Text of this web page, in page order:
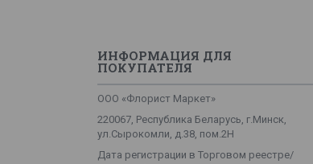
ИНФОРМАЦИЯ ДЛЯ
ПОКУПАТЕЛЯ
ООО «Флорист Маркет»
220067, Республика Беларусь, г.Минск,
ул.Сырокомли, д.38, пом.2Н
Дата регистрации в Торговом реестре/